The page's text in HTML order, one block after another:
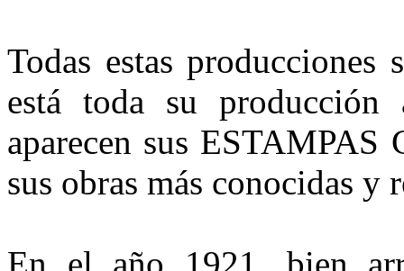
Todas estas
está toda su
aparecen sus
sus obras más conocidas y
En el año 1921, bien